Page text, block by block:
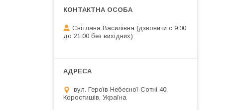
Світлана Василівна (дзвонити с 9:00
до 21:00 без вихідних)
вул. Героїв Небесної Сотні 40,
Коростишів, Україна